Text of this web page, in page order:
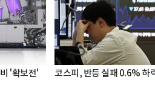
'확보전' 코스피, 반등 실패 0.6% 하